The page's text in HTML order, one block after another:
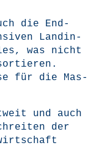
die End-
Land­in­
was nicht
für die Mas­
und auch
der